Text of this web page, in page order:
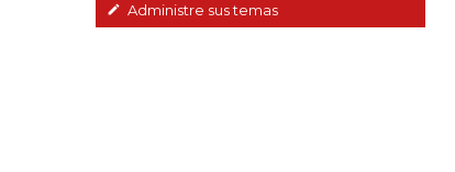
Administre sus temas